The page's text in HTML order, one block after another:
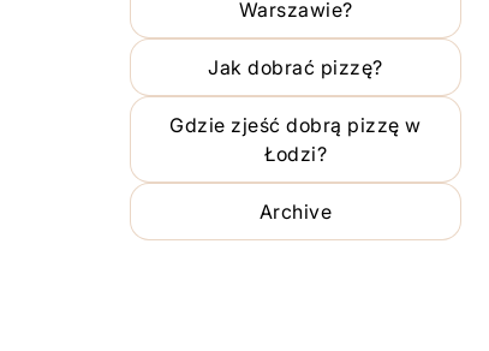
Warszawie?
Jak dobrać pizzę?
Gdzie zjeść dobrą pizzę w
Łodzi?
Archive